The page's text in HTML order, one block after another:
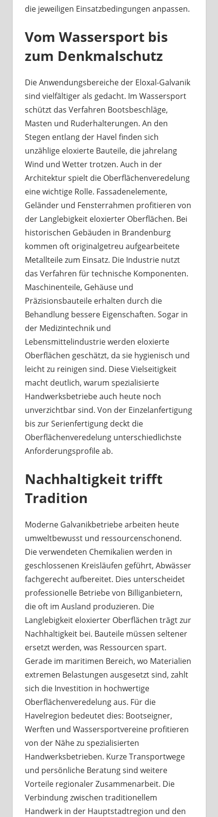
die jeweiligen Einsatzbedingungen anpassen.
Vom Wassersport bis
zum Denkmalschutz
Die Anwendungsbereiche der Eloxal-Galvanik
sind vielfältiger als gedacht. Im Wassersport
schützt das Verfahren Bootsbeschläge,
Masten und Ruderhalterungen. An den
Stegen entlang der Havel finden sich
unzählige eloxierte Bauteile, die jahrelang
Wind und Wetter trotzen. Auch in der
Architektur spielt die Oberflächenveredelung
eine wichtige Rolle. Fassadenelemente,
Geländer und Fensterrahmen profitieren von
der Langlebigkeit eloxierter Oberflächen. Bei
historischen Gebäuden in Brandenburg
kommen oft originalgetreu aufgearbeitete
Metallteile zum Einsatz. Die Industrie nutzt
das Verfahren für technische Komponenten.
Maschinenteile, Gehäuse und
Präzisionsbauteile erhalten durch die
Behandlung bessere Eigenschaften. Sogar in
der Medizintechnik und
Lebensmittelindustrie werden eloxierte
Oberflächen geschätzt, da sie hygienisch und
leicht zu reinigen sind. Diese Vielseitigkeit
macht deutlich, warum spezialisierte
Handwerksbetriebe auch heute noch
unverzichtbar sind. Von der Einzelanfertigung
bis zur Serienfertigung deckt die
Oberflächenveredelung unterschiedlichste
Anforderungsprofile ab.
Nachhaltigkeit trifft
Tradition
Moderne Galvanikbetriebe arbeiten heute
umweltbewusst und ressourcenschonend.
Die verwendeten Chemikalien werden in
geschlossenen Kreisläufen geführt, Abwässer
fachgerecht aufbereitet. Dies unterscheidet
professionelle Betriebe von Billiganbietern,
die oft im Ausland produzieren. Die
Langlebigkeit eloxierter Oberflächen trägt zur
Nachhaltigkeit bei. Bauteile müssen seltener
ersetzt werden, was Ressourcen spart.
Gerade im maritimen Bereich, wo Materialien
extremen Belastungen ausgesetzt sind, zahlt
sich die Investition in hochwertige
Oberflächenveredelung aus. Für die
Havelregion bedeutet dies: Bootseigner,
Werften und Wassersportvereine profitieren
von der Nähe zu spezialisierten
Handwerksbetrieben. Kurze Transportwege
und persönliche Beratung sind weitere
Vorteile regionaler Zusammenarbeit. Die
Verbindung zwischen traditionellem
Handwerk in der Hauptstadtregion und den